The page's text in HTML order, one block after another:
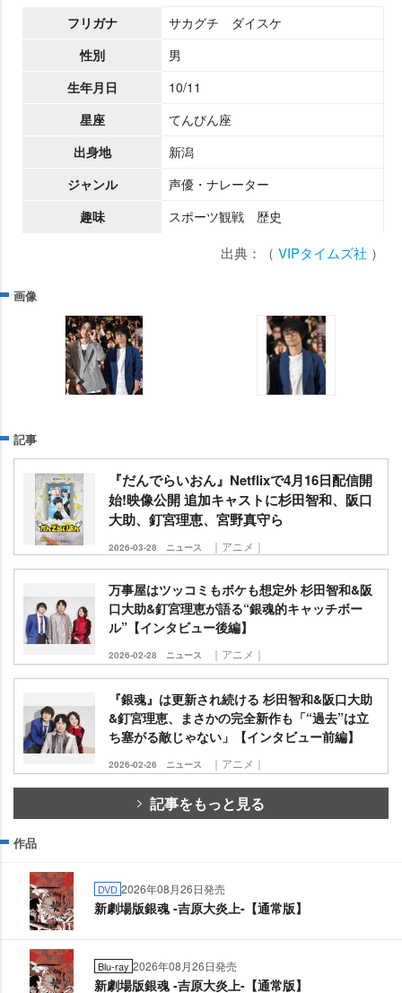
フリガナ
サカグチ ダイスケ
性別
男
生年月日
10/11
星座
てんびん座
出身地
新潟
ジャンル
声優・ナレーター
趣味
スポーツ観戦 歴史
出典：（ VIPタイムズ社 ）
画像
記事
『だんでらいおん』Netflixで4月16日配信開
始!映像公開 追加キャストに杉田智和、阪口
大助、釘宮理恵、宮野真守ら
2026-03-28 ニュース ｜アニメ｜
万事屋はツッコミもボケも想定外 杉田智和&阪
口大助&釘宮理恵が語る“銀魂的キャッチボー
ル”【インタビュー後編】
2026-02-28 ニュース ｜アニメ｜
『銀魂』は更新され続ける 杉田智和&阪口大助
&釘宮理恵、まさかの完全新作も「“過去”は立
ち塞がる敵じゃない」【インタビュー前編】
2026-02-26 ニュース ｜アニメ｜
記事をもっと見る
作品
DVD 2026年08月26日発売
新劇場版銀魂 -吉原大炎上-【通常版】
Blu-ray 2026年08月26日発売
新劇場版銀魂 -吉原大炎上-【通常版】